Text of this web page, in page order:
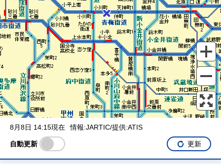
規制情報
事故 通行止め
8月8日 14:15現在 情報:JARTIC/提供:ATIS
自動更新 更新